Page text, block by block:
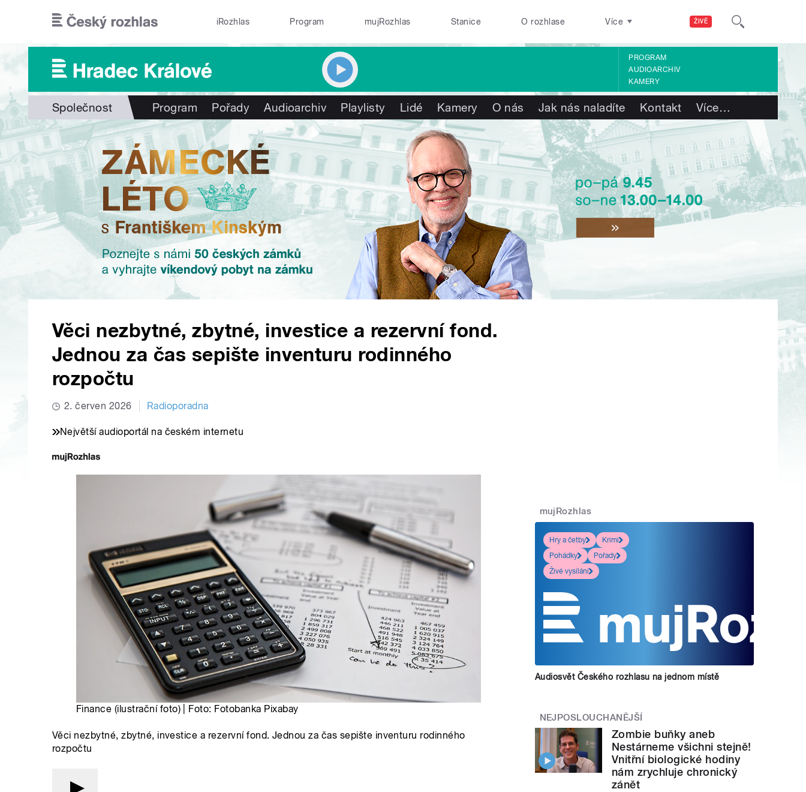
ŽIVĚ
iRozhlas Program mujRozhlas Stanice O rozhlase Více
PROGRAM
AUDIOARCHIV
KAMERY
Společnost Program Pořady Audioarchiv Playlisty Lidé Kamery O nás Jak nás naladíte Kontakt Více…
Věci nezbytné, zbytné, investice a rezervní fond.
Jednou za čas sepište inventuru rodinného
rozpočtu
2. červen 2026 Radioporadna
Největší audioportál na českém internetu
Finance (ilustrační foto) | Foto: Fotobanka Pixabay
Věci nezbytné, zbytné, investice a rezervní fond. Jednou za čas sepište inventuru rodinného
rozpočtu
mujRozhlas
Hry a četby
Krimi
Pohádky
Pořady
Živé vysílání
Audiosvět Českého rozhlasu na jednom místě
NEJPOSLOUCHANĚJŠÍ
Zombie buňky aneb
Nestárneme všichni stejně!
Vnitřní biologické hodiny
nám zrychluje chronický
zánět